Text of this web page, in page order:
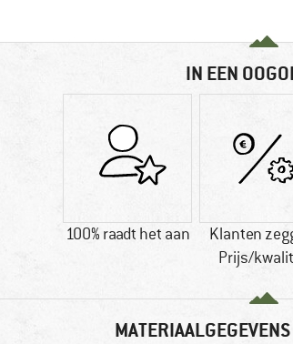
IN EEN
100% raadt het aan
Klanten
Prijs/